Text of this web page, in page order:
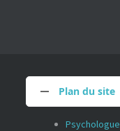
Plan du site
Psychologue